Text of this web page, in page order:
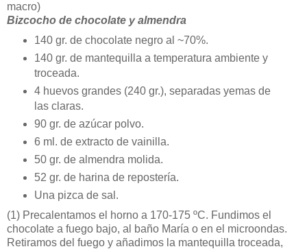
macro)
Bizcocho de chocolate y almendra
140 gr. de chocolate negro al ~70%.
140 gr. de mantequilla a temperatura ambiente y
troceada.
4 huevos grandes (240 gr.), separadas yemas de
las claras.
90 gr. de azúcar polvo.
6 ml. de extracto de vainilla.
50 gr. de almendra molida.
52 gr. de harina de repostería.
Una pizca de sal.
(1) Precalentamos el horno a 170-175 ºC. Fundimos el
chocolate a fuego bajo, al baño María o en el microondas.
Retiramos del fuego y añadimos la mantequilla troceada,